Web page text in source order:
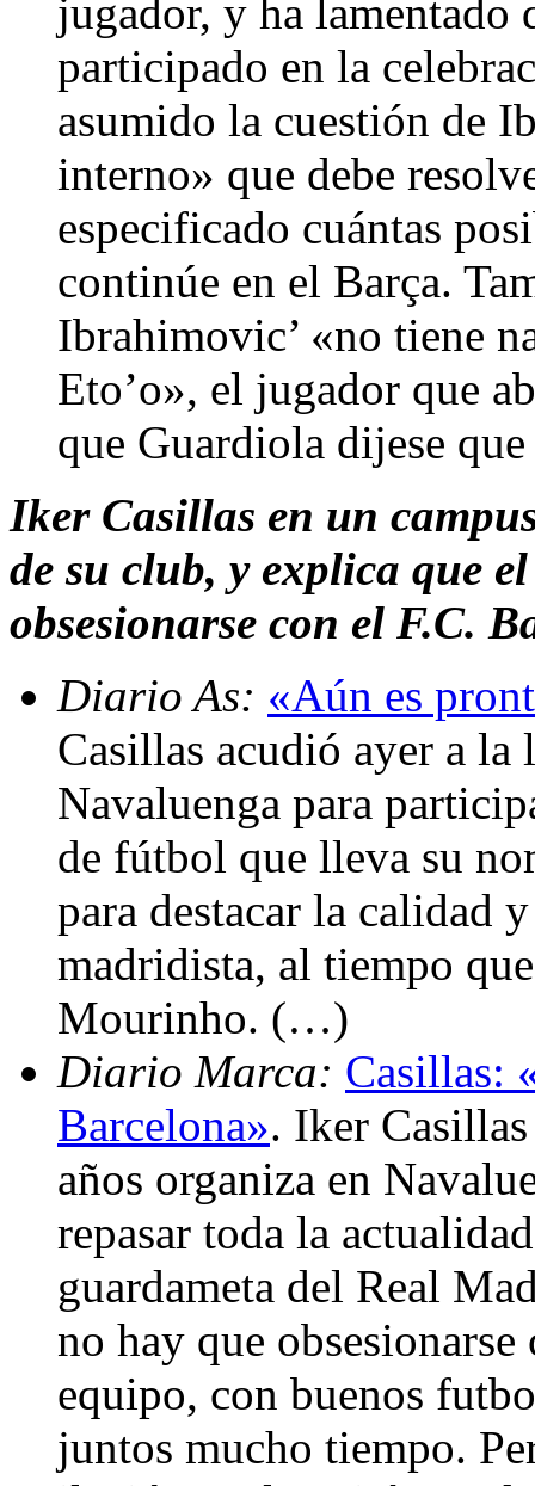
jugador, y ha lamentado
participado en la
asumido la cuestión de
interno» que debe
especificado cuántas
continúe en el Barça.
Ibrahimovic’ «no tiene
Eto’o», el jugador que
que Guardiola dijese
Iker Casillas en un
de su club, y explica que
obsesionarse con el F.C.
Diario As: «Aún es
Casillas acudió ayer a la
Navaluenga para
de fútbol que lleva su
para destacar la calidad
madridista, al tiempo
Mourinho. (…)
Diario Marca: Casillas:
Barcelona». Iker
años organiza en
repasar toda la
guardameta del Real
no hay que
equipo, con buenos
juntos mucho tiempo.